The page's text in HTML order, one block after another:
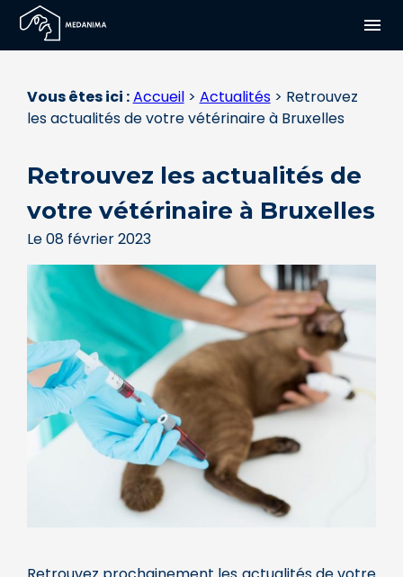
menu
Vous êtes ici :Accueil> Actualités> Retrouvez
les actualités de votre vétérinaire à Bruxelles
Retrouvez les actualités de
votre vétérinaire à Bruxelles
Le08 février 2023
Panneau de gestion des cookies